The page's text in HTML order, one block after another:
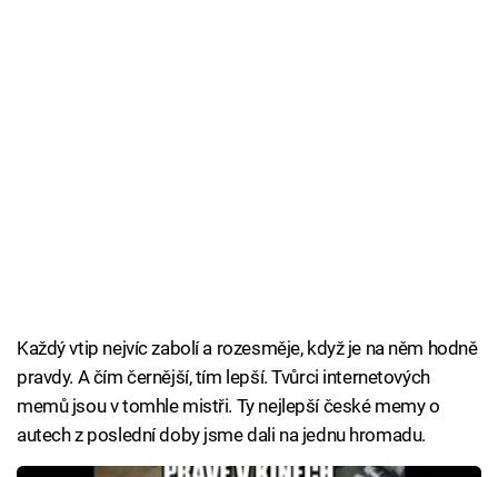
Každý vtip nejvíc zabolí a rozesměje, když je na něm hodně
pravdy. A čím černější, tím lepší. Tvůrci internetových
memů jsou v tomhle mistři. Ty nejlepší české memy o
autech z poslední doby jsme dali na jednu hromadu.